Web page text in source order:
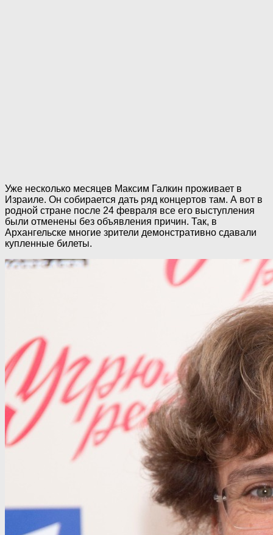
Уже несколько месяцев Максим Галкин проживает в
Израиле. Он собирается дать ряд концертов там. А вот в
родной стране после 24 февраля все его выступления
были отменены без объявления причин. Так, в
Архангельске многие зрители демонстративно сдавали
купленные билеты.